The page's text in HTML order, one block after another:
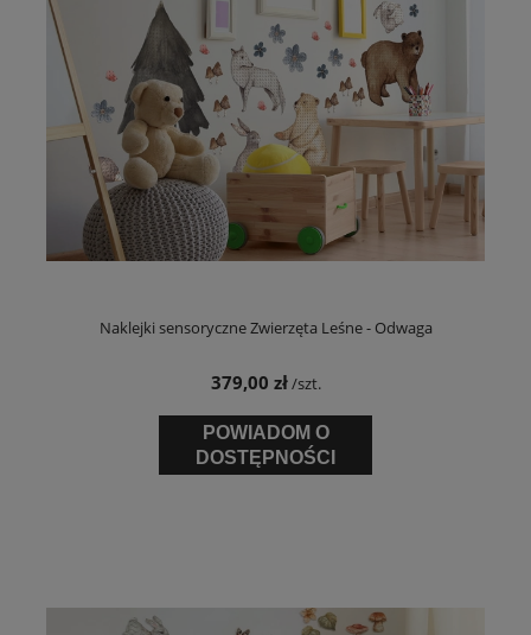
Naklejki sensoryczne Zwierzęta Leśne - Odwaga
379,00 zł/szt.
POWIADOM O
DOSTĘPNOŚCI